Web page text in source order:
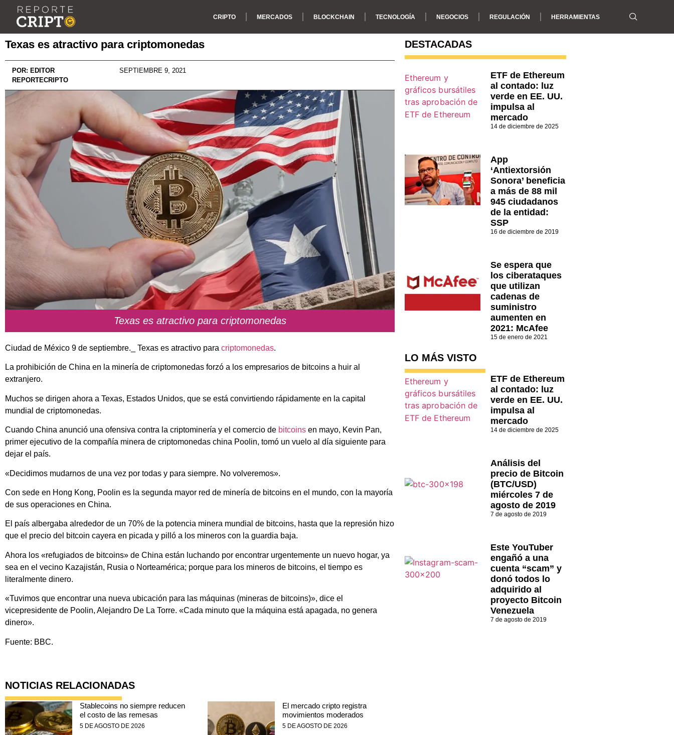
CRIPTO MERCADOS BLOCKCHAIN TECNOLOGÍA NEGOCIOS REGULACIÓN HERRAMIENTAS
Texas es atractivo para criptomonedas
POR: EDITOR
REPORTECRIPTO
SEPTIEMBRE 9, 2021
Texas es atractivo para criptomonedas
Ciudad de México 9 de septiembre._ Texas es atractivo para criptomonedas.
La prohibición de China en la minería de criptomonedas forzó a los empresarios de bitcoins a huir al
extranjero.
Muchos se dirigen ahora a Texas, Estados Unidos, que se está convirtiendo rápidamente en la capital
mundial de criptomonedas.
Cuando China anunció una ofensiva contra la criptominería y el comercio de bitcoins en mayo, Kevin Pan,
primer ejecutivo de la compañía minera de criptomonedas china Poolin, tomó un vuelo al día siguiente para
dejar el país.
«Decidimos mudarnos de una vez por todas y para siempre. No volveremos».
Con sede en Hong Kong, Poolin es la segunda mayor red de minería de bitcoins en el mundo, con la mayoría
de sus operaciones en China.
El país albergaba alrededor de un 70% de la potencia minera mundial de bitcoins, hasta que la represión hizo
que el precio del bitcoin cayera en picada y pilló a los mineros con la guardia baja.
Ahora los «refugiados de bitcoins» de China están luchando por encontrar urgentemente un nuevo hogar, ya
sea en el vecino Kazajistán, Rusia o Norteamérica; porque para los mineros de bitcoins, el tiempo es
literalmente dinero.
«Tuvimos que encontrar una nueva ubicación para las máquinas (mineras de bitcoins)», dice el
vicepresidente de Poolin, Alejandro De La Torre. «Cada minuto que la máquina está apagada, no genera
dinero».
Fuente: BBC.
NOTICIAS RELACIONADAS
Stablecoins no siempre reducen
el costo de las remesas
5 DE AGOSTO DE 2026
El mercado cripto registra
movimientos moderados
5 DE AGOSTO DE 2026
DESTACADAS
ETF de Ethereum
al contado: luz
verde en EE. UU.
impulsa al
mercado
14 de diciembre de 2025
App
‘Antiextorsión
Sonora’ beneficia
a más de 88 mil
945 ciudadanos
de la entidad:
SSP
16 de diciembre de 2019
Se espera que
los ciberataques
que utilizan
cadenas de
suministro
aumenten en
2021: McAfee
15 de enero de 2021
LO MÁS VISTO
ETF de Ethereum
al contado: luz
verde en EE. UU.
impulsa al
mercado
14 de diciembre de 2025
Análisis del
precio de Bitcoin
(BTC/USD)
miércoles 7 de
agosto de 2019
7 de agosto de 2019
Este YouTuber
engañó a una
cuenta “scam” y
donó todos lo
adquirido al
proyecto Bitcoin
Venezuela
7 de agosto de 2019